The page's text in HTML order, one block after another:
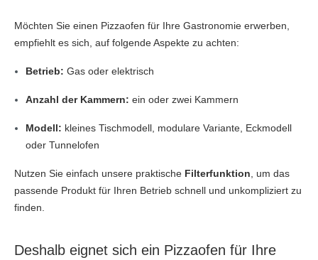
Möchten Sie einen Pizzaofen für Ihre Gastronomie erwerben,
empfiehlt es sich, auf folgende Aspekte zu achten:
Betrieb: Gas oder elektrisch
Anzahl der Kammern: ein oder zwei Kammern
Modell: kleines Tischmodell, modulare Variante, Eckmodell
oder Tunnelofen
Nutzen Sie einfach unsere praktische Filterfunktion , um das
passende Produkt für Ihren Betrieb schnell und unkompliziert zu
finden.
Deshalb eignet sich ein Pizzaofen für Ihre